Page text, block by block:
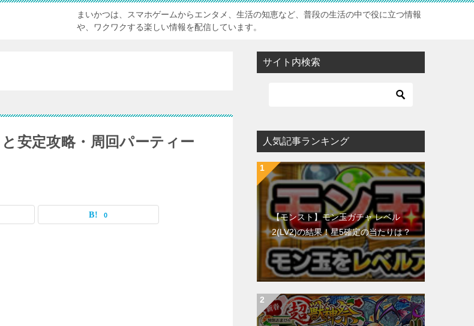
まいかつは、スマホゲームからエンタメ、生活の知恵など、普段の生活の中で役に立つ情報
や、ワクワクする楽しい情報を配信しています。
安定攻略・周回パーティー
0
サイト内検索
人気記事ランキング
【モンスト】モン玉ガチャ レベル
2(LV2)の結果！星5確定の当たりは？